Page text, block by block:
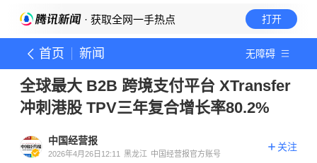
· 获取全网一手热点 打开
首页 新闻 无障碍
全球最大 B2B 跨境支付平台 XTransfer
冲刺港股 TPV三年复合增长率80.2%
中国经营报
2026年4月26日12:11 黑龙江 中国经营报官方账号
关注